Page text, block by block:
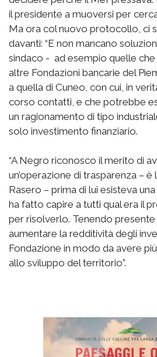
il presidente a muoversi per
Ma ora col nuovo protocollo, ci
davanti: “E non mancano
sindaco - ad esempio quelle
altre Fondazioni bancarie del
a quella di Cuneo, con cui, in
corso contatti, e che potrebbe
un ragionamento di tipo
solo investimento finanziario.
“A Negro riconosco il merito di
un’operazione di trasparenza – è
Rasero – prima di lui esisteva
ha fatto capire a tutti qual era il
per risolverlo. Tenendo presente
aumentare la redditività degli
Fondazione in modo da avere
allo sviluppo del territorio”.